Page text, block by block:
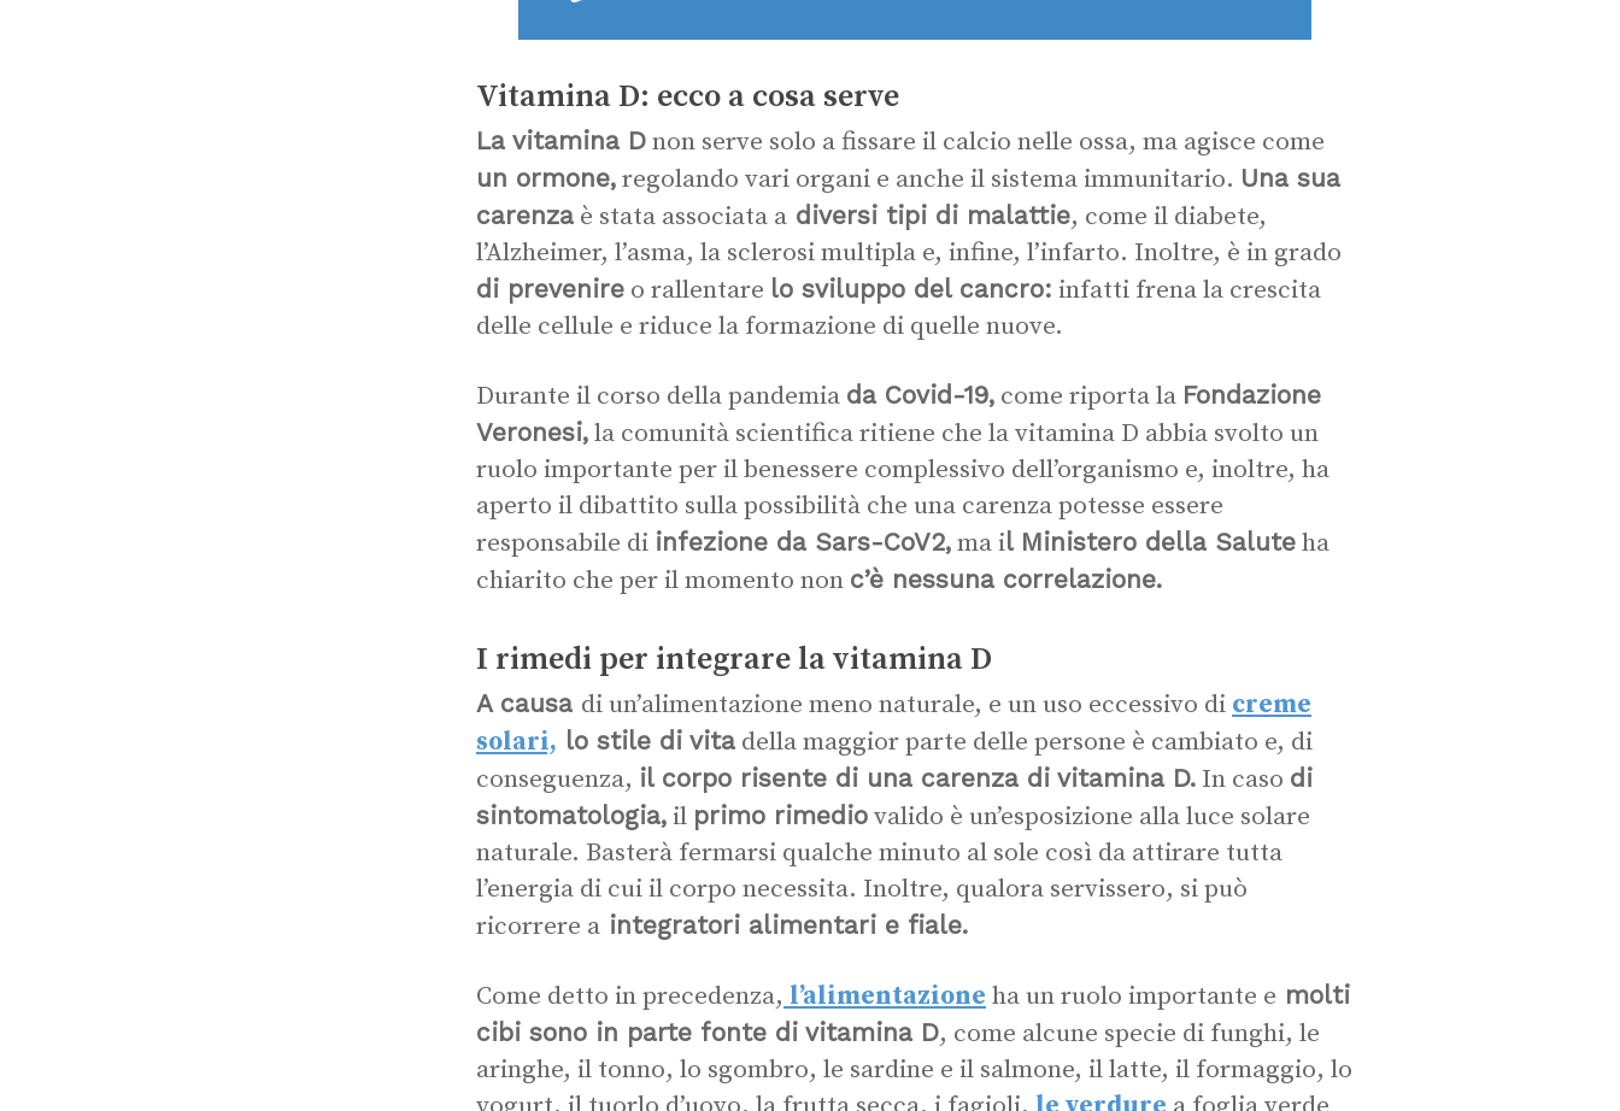
Vitamina D: ecco a cosa serve
La vitamina D non serve solo a fissare il calcio nelle ossa, ma agisce come
un ormone, regolando vari organi e anche il sistema immunitario. Una sua
carenza è stata associata a diversi tipi di malattie, come il diabete,
l’Alzheimer, l’asma, la sclerosi multipla e, infine, l’infarto. Inoltre, è in grado
di prevenire o rallentare lo sviluppo del cancro: infatti frena la crescita
delle cellule e riduce la formazione di quelle nuove.
Durante il corso della pandemia da Covid-19, come riporta la Fondazione
Veronesi, la comunità scientifica ritiene che la vitamina D abbia svolto un
ruolo importante per il benessere complessivo dell’organismo e, inoltre, ha
aperto il dibattito sulla possibilità che una carenza potesse essere
responsabile di infezione da Sars-CoV2, ma il Ministero della Salute ha
chiarito che per il momento non c’è nessuna correlazione.
I rimedi per integrare la vitamina D
A causa di un’alimentazione meno naturale, e un uso eccessivo di creme
solari, lo stile di vita della maggior parte delle persone è cambiato e, di
conseguenza, il corpo risente di una carenza di vitamina D. In caso di
sintomatologia, il primo rimedio valido è un’esposizione alla luce solare
naturale. Basterà fermarsi qualche minuto al sole così da attirare tutta
l’energia di cui il corpo necessita. Inoltre, qualora servissero, si può
ricorrere a integratori alimentari e fiale.
Come detto in precedenza, l’alimentazione ha un ruolo importante e molti
cibi sono in parte fonte di vitamina D, come alcune specie di funghi, le
aringhe, il tonno, lo sgombro, le sardine e il salmone, il latte, il formaggio, lo